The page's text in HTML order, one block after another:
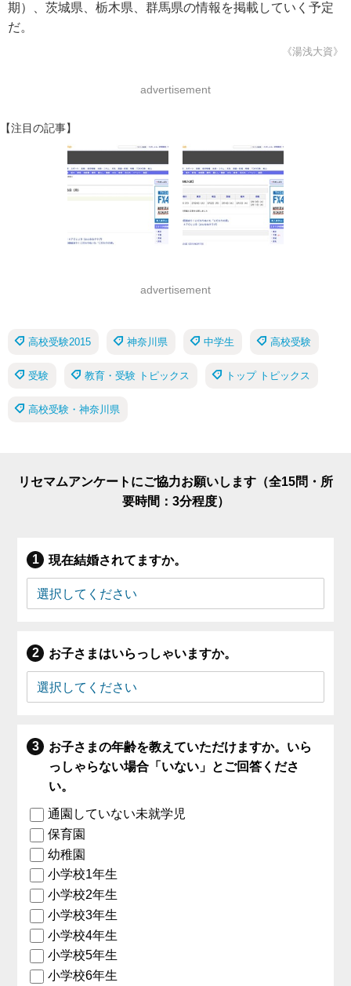
期）、茨城県、栃木県、群馬県の情報を掲載していく予定
だ。
《湯浅大資》
advertisement
【注目の記事】
advertisement
高校受験2015 神奈川県 中学生 高校受験
受験 教育・受験 トピックス トップ トピックス
高校受験・神奈川県
リセマムアンケートにご協力お願いします（全15問・所
要時間：3分程度）
現在結婚されてますか。
お子さまはいらっしゃいますか。
お子さまの年齢を教えていただけますか。いら
っしゃらない場合「いない」とご回答くださ
い。
通園していない未就学児
保育園
幼稚園
小学校1年生
小学校2年生
小学校3年生
小学校4年生
小学校5年生
小学校6年生